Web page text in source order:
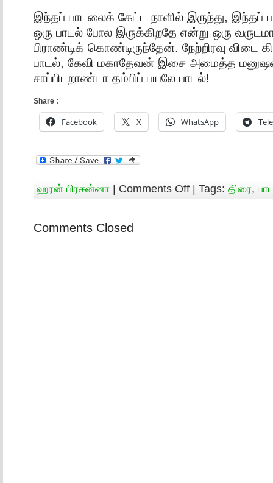
இந்தப் பாடலைக் கேட்ட நாளில் இருந்து, இந்தப்
ஒரு பாடல் போல இருக்கிறதே என்று ஒரு
பிராண்டிக் கொண்டிருந்தேன். நேற்றிரவு விடை
பாடல், கேவி மகாதேவன் இசை அமைத்த
சாப்பிடறாண்டா தம்பிப் பயலே பாடல்!
Share :
Facebook X WhatsApp
ஹரன் பிரசன்னா | Comments Off | Tags: திரை,
Comments Closed